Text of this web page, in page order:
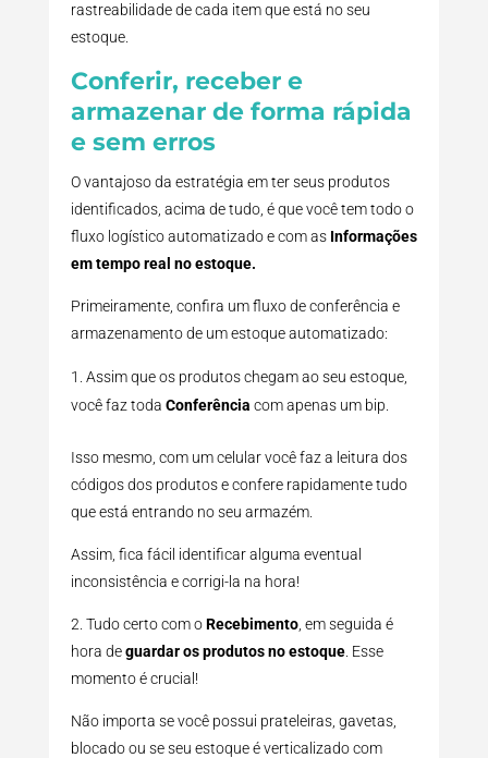
rastreabilidade de cada item que está no seu
estoque.
Conferir, receber e
armazenar de forma rápida
e sem erros
O vantajoso da estratégia em ter seus produtos
identificados, acima de tudo, é que você tem todo o
fluxo logístico automatizado e com as Informações
em tempo real no estoque.
Primeiramente, confira um fluxo de conferência e
armazenamento de um estoque automatizado:
Assim que os produtos chegam ao seu estoque,
você faz toda Conferência com apenas um bip.
Isso mesmo, com um celular você faz a leitura dos
códigos dos produtos e confere rapidamente tudo
que está entrando no seu armazém.
Assim, fica fácil identificar alguma eventual
inconsistência e corrigi-la na hora!
2. Tudo certo com oRecebimento, em seguida é
hora deguardar os produtos no estoque. Esse
momento é crucial!
Não importa se você possui prateleiras, gavetas,
blocado ou se seu estoque é verticalizado com